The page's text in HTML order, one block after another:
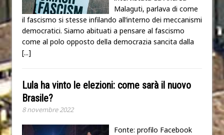
Malaguti, parlava di come
il fascismo si stesse infilando all’interno dei meccanismi
democratici. Siamo abituati a pensare al fascismo
come al polo opposto della democrazia sancita dalla
[...]
Lula ha vinto le elezioni: come sarà il nuovo
Brasile?
8 novembre 2022
Fonte: profilo Facebook